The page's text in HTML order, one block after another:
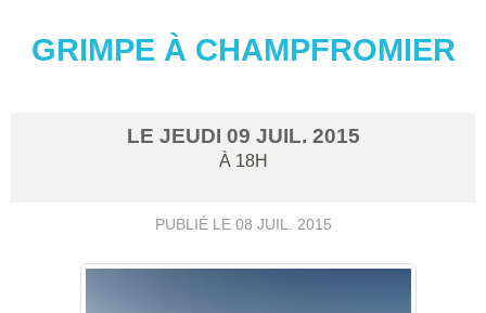
GRIMPE À CHAMPFROMIER
LE JEUDI 09 JUIL. 2015
À 18H
PUBLIÉ LE 08 JUIL. 2015